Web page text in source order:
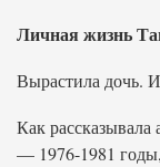
Личная жизнь
Вырастила дочь.
Как
— 1976-1981 годы,